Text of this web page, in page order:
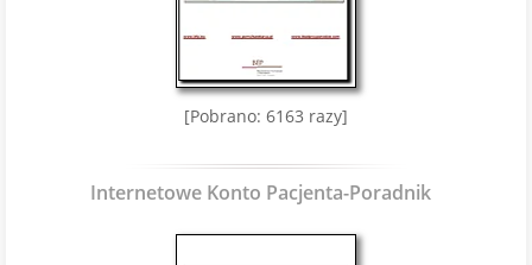
[Pobrano: 6163 razy]
Internetowe Konto Pacjenta-Poradnik